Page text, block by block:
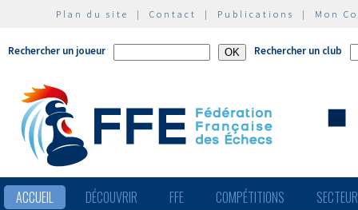
Plan du site | Contact | Publications | Mon
Rechercher un joueur Rechercher un club
ACCUEIL DÉCOUVRIR FFE COMPÉTITIONS